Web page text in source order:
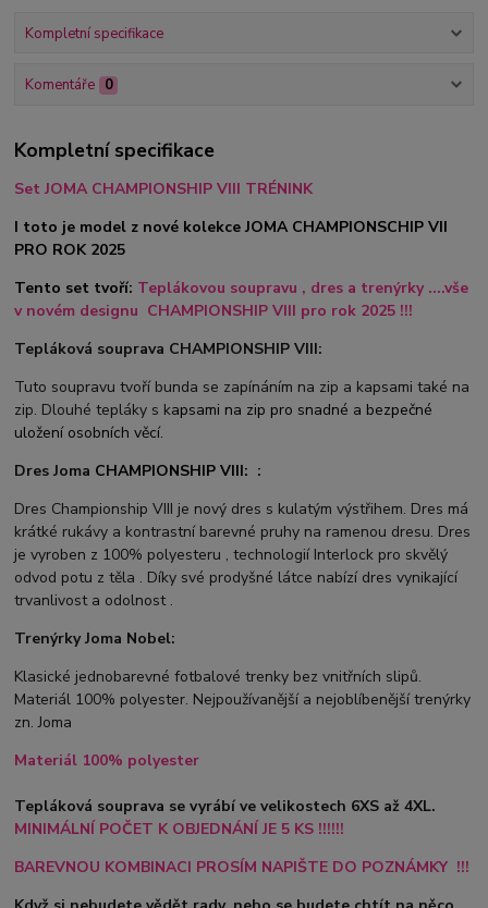
Kompletní specifikace
Komentáře 0
Kompletní specifikace
Set JOMA CHAMPIONSHIP VIII TRÉNINK
I toto je model z nové kolekce JOMA CHAMPIONSCHIP VII
PRO ROK 2025
Tento set tvoří: Teplákovou soupravu , dres a trenýrky ....vše
v novém designu CHAMPIONSHIP VIII pro rok 2025 !!!
Tepláková souprava CHAMPIONSHIP VIII:
Tuto soupravu tvoří bunda se zapínáním na zip a kapsami také na
zip. Dlouhé tepláky s kapsami na zip pro snadné a bezpečné
uložení osobních věcí.
Dres Joma CHAMPIONSHIP VIII: :
Dres Championship VIII je nový dres s kulatým výstřihem. Dres má
krátké rukávy a kontrastní barevné pruhy na ramenou dresu. Dres
je vyroben z 100% polyesteru , technologií Interlock pro skvělý
odvod potu z těla . Díky své prodyšné látce nabízí dres vynikající
trvanlivost a odolnost .
Trenýrky Joma Nobel:
Klasické jednobarevné fotbalové trenky bez vnitřních slipů.
Materiál 100% polyester. Nejpoužívanější a nejoblíbenější trenýrky
zn. Joma
Materiál 100% polyester
Tepláková souprava se vyrábí ve velikostech 6XS až 4XL.
MINIMÁLNÍ POČET K OBJEDNÁNÍ JE 5 KS !!!!!!
BAREVNOU KOMBINACI PROSÍM NAPIŠTE DO POZNÁMKY !!!